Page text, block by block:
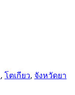
, โตเกียว, จังหวัดยา